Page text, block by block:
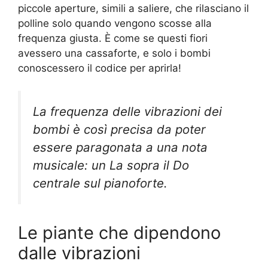
piccole aperture, simili a saliere, che rilasciano il
polline solo quando vengono scosse alla
frequenza giusta. È come se questi fiori
avessero una cassaforte, e solo i bombi
conoscessero il codice per aprirla!
La frequenza delle vibrazioni dei
bombi è così precisa da poter
essere paragonata a una nota
musicale: un La sopra il Do
centrale sul pianoforte.
Le piante che dipendono
dalle vibrazioni